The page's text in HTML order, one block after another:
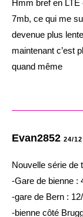
Hmm bref en LTE
7mb, ce qui me
devenue plus
maintenant c’est
quand même
Evan2852 24/
Nouvelle série de
-Gare de bienne :
-gare de Bern :
-bienne côté